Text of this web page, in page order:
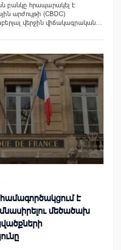
բանկը հրապարակել է
արժույթի (CBDC)
վերջին վիճակագրական…
է
մեծածախ